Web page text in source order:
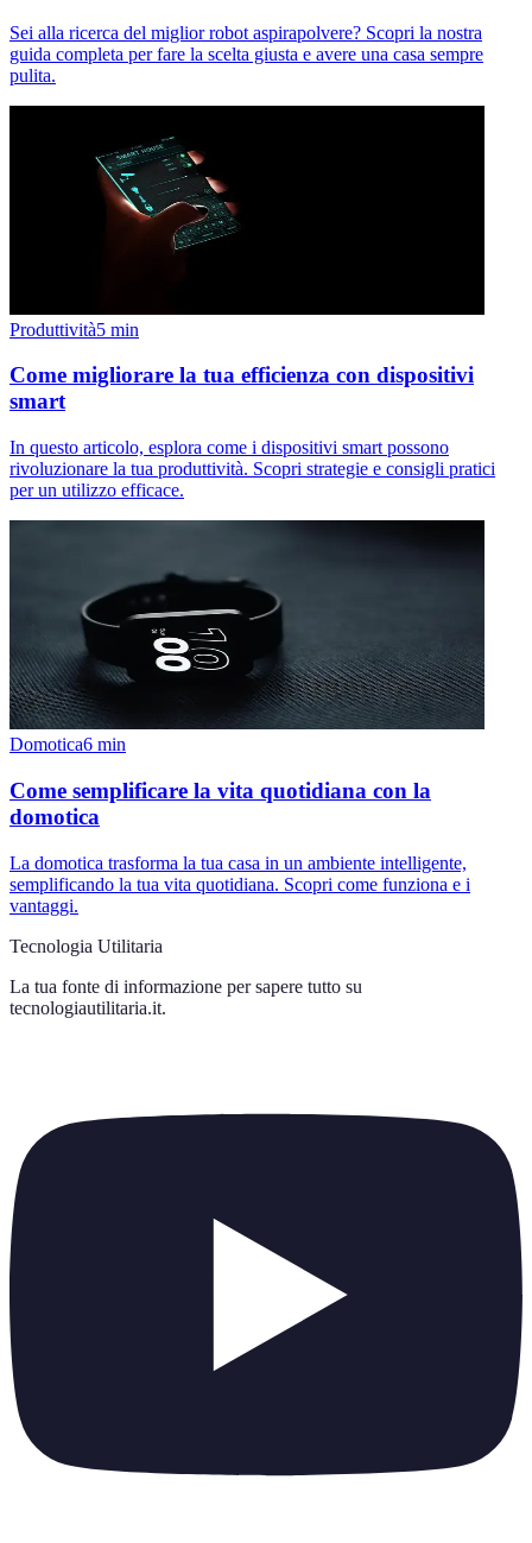
Sei alla ricerca del miglior robot aspirapolvere? Scopri la nostra
guida completa per fare la scelta giusta e avere una casa sempre
pulita.
Produttività5 min
Come migliorare la tua efficienza con dispositivi
smart
In questo articolo, esplora come i dispositivi smart possono
rivoluzionare la tua produttività. Scopri strategie e consigli pratici
per un utilizzo efficace.
Domotica6 min
Come semplificare la vita quotidiana con la
domotica
La domotica trasforma la tua casa in un ambiente intelligente,
semplificando la tua vita quotidiana. Scopri come funziona e i
vantaggi.
Tecnologia Utilitaria
La tua fonte di informazione per sapere tutto su
tecnologiautilitaria.it.